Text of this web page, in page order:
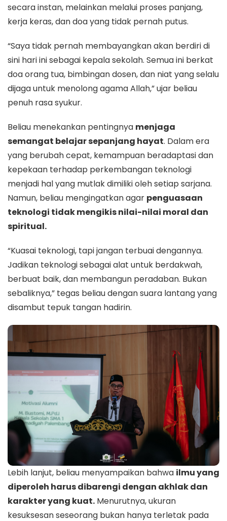
secara instan, melainkan melalui proses panjang,
kerja keras, dan doa yang tidak pernah putus.
“Saya tidak pernah membayangkan akan berdiri di
sini hari ini sebagai kepala sekolah. Semua ini berkat
doa orang tua, bimbingan dosen, dan niat yang selalu
dijaga untuk menolong agama Allah,” ujar beliau
penuh rasa syukur.
Beliau menekankan pentingnya menjaga
semangat belajar sepanjang hayat. Dalam era
yang berubah cepat, kemampuan beradaptasi dan
kepekaan terhadap perkembangan teknologi
menjadi hal yang mutlak dimiliki oleh setiap sarjana.
Namun, beliau mengingatkan agar penguasaan
teknologi tidak mengikis nilai-nilai moral dan
spiritual.
“Kuasai teknologi, tapi jangan terbuai dengannya.
Jadikan teknologi sebagai alat untuk berdakwah,
berbuat baik, dan membangun peradaban. Bukan
sebaliknya,” tegas beliau dengan suara lantang yang
disambut tepuk tangan hadirin.
Lebih lanjut, beliau menyampaikan bahwa ilmu yang
diperoleh harus dibarengi dengan akhlak dan
karakter yang kuat. Menurutnya, ukuran
kesuksesan seseorang bukan hanya terletak pada